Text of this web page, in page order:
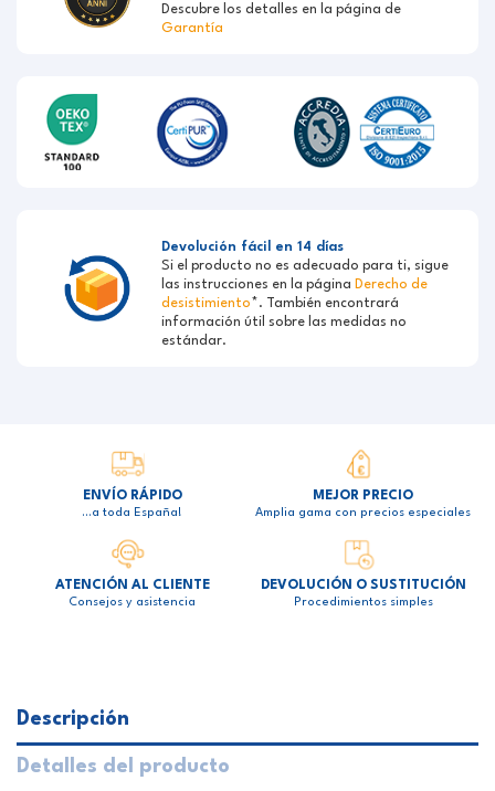
Descubre los detalles en la página de
Garantía
Devolución fácil en 14 días
Si el producto no es adecuado para ti, sigue
las instrucciones en la página Derecho de
desistimiento*. También encontrará
información útil sobre las medidas no
estándar.
ENVÍO RÁPIDO
…a toda España!
MEJOR PRECIO
Amplia gama con precios especiales
ATENCIÓN AL CLIENTE
Consejos y asistencia
DEVOLUCIÓN O SUSTITUCIÓN
Procedimientos simples
Descripción
Detalles del producto